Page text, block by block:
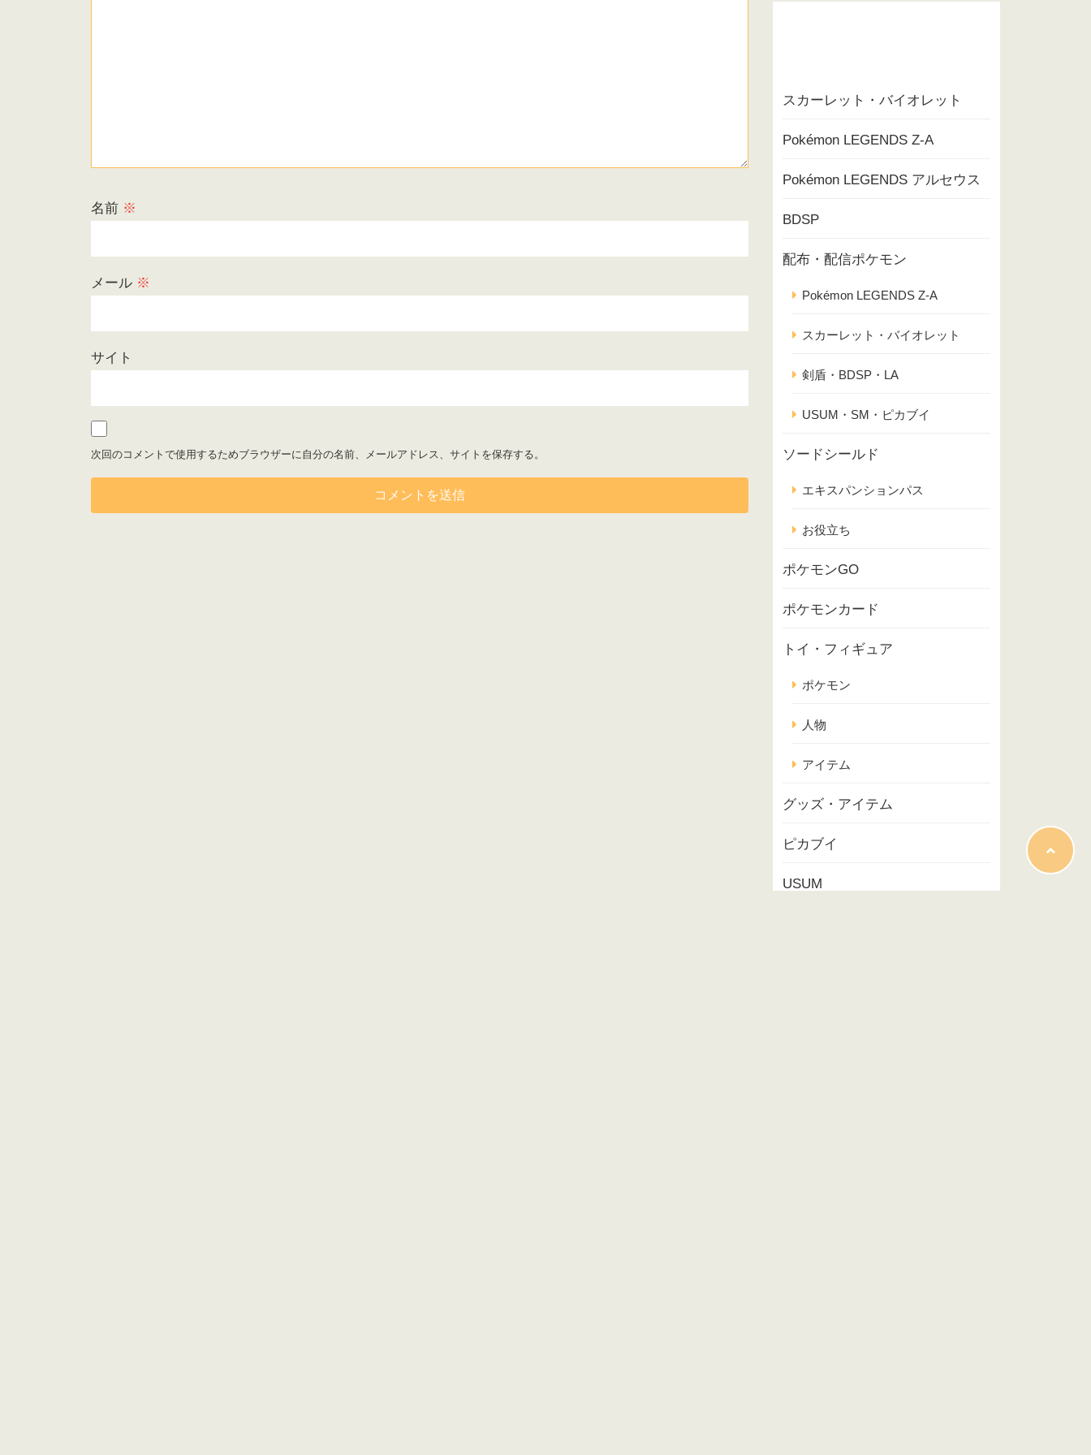
名前 ※
メール ※
サイト
次回のコメントで使用するためブラウザーに自分の名前、メールアドレス、サイトを保存する。
スカーレット・バイオレット
Pokémon LEGENDS Z-A
Pokémon LEGENDS アルセウス
BDSP
配布・配信ポケモン
Pokémon LEGENDS Z-A
スカーレット・バイオレット
剣盾・BDSP・LA
USUM・SM・ピカブイ
ソードシールド
エキスパンションパス
お役立ち
ポケモンGO
ポケモンカード
トイ・フィギュア
ポケモン
人物
アイテム
グッズ・アイテム
ピカブイ
USUM